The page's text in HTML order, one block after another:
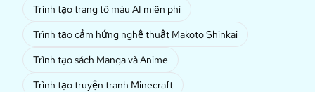
Trình tạo trang tô màu AI miễn phí
Trình tạo cảm hứng nghệ thuật Makoto Shinkai
Trình tạo sách Manga và Anime
Trình tạo truyện tranh Minecraft